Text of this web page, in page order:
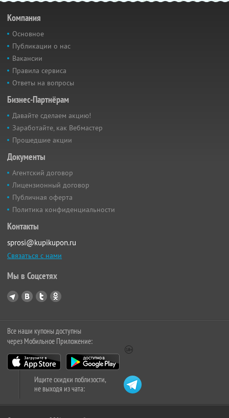
Компания
Основное
Публикации о нас
Вакансии
Правила сервиса
Ответы на вопросы
Бизнес-Партнёрам
Давайте сделаем акцию!
Заработайте, как Вебмастер
Прошедшие акции
Документы
Агентский договор
Лицензионный договор
Публичная оферта
Политика конфиденциальности
Контакты
sprosi@kupikupon.ru
Связаться с нами
Мы в Соцсетях
Все наши купоны доступны
через Мобильное Приложение:
Ищите скидки поблизости,
не выходя из чата: